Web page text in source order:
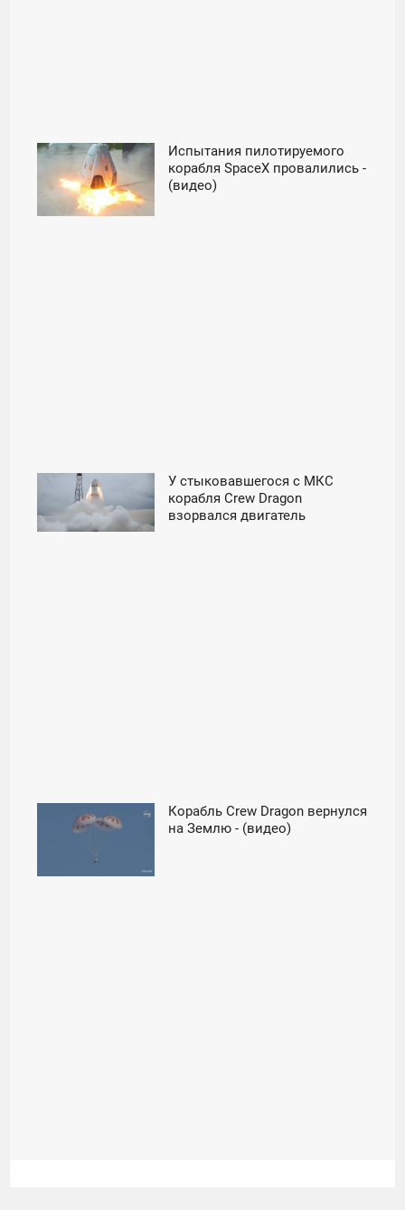
Испытания пилотируемого
корабля SpaceX провалились -
(видео)
У стыковавшегося с МКС
корабля Crew Dragon
взорвался двигатель
Корабль Crew Dragon вернулся
на Землю - (видео)